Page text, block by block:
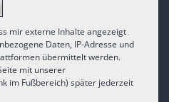
mir externe Inhalte angezeigt
Daten, IP-Adresse und
übermittelt werden.
mit unserer
im Fußbereich) später jederzeit